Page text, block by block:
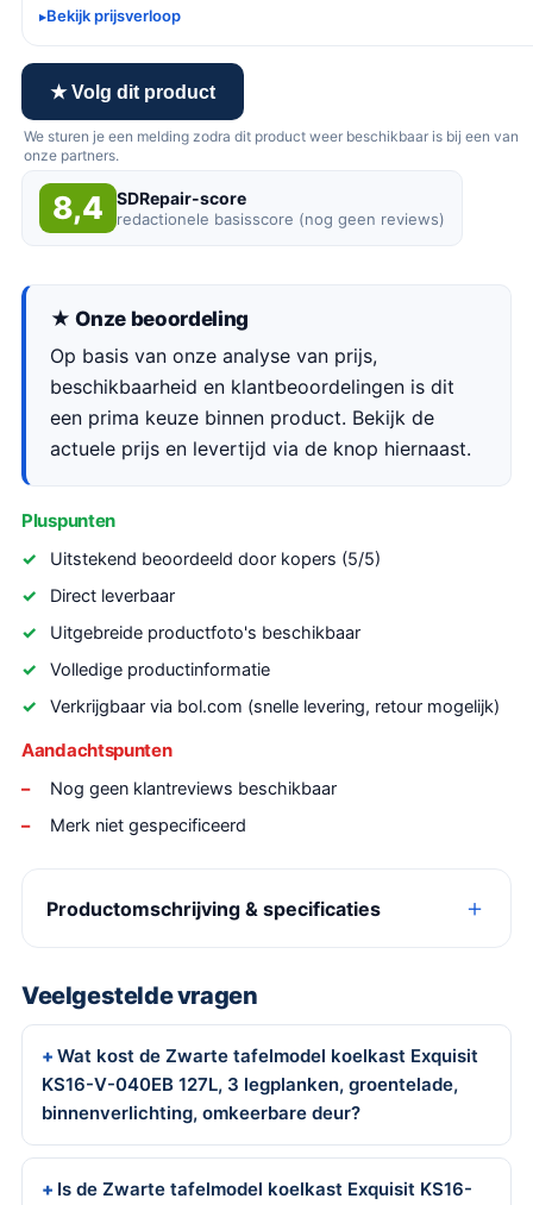
Bekijk prijsverloop
★ Volg dit product
We sturen je een melding zodra dit product weer beschikbaar is bij een van
onze partners.
8,4 SDRepair-score
redactionele basisscore (nog geen reviews)
★ Onze beoordeling
Op basis van onze analyse van prijs,
beschikbaarheid en klantbeoordelingen is dit
een prima keuze binnen product. Bekijk de
actuele prijs en levertijd via de knop hiernaast.
Pluspunten
Uitstekend beoordeeld door kopers (5/5)
Direct leverbaar
Uitgebreide productfoto's beschikbaar
Volledige productinformatie
Verkrijgbaar via bol.com (snelle levering, retour mogelijk)
Aandachtspunten
Nog geen klantreviews beschikbaar
Merk niet gespecificeerd
Productomschrijving & specificaties
Veelgestelde vragen
Wat kost de Zwarte tafelmodel koelkast Exquisit
KS16-V-040EB 127L, 3 legplanken, groentelade,
binnenverlichting, omkeerbare deur?
Is de Zwarte tafelmodel koelkast Exquisit KS16-